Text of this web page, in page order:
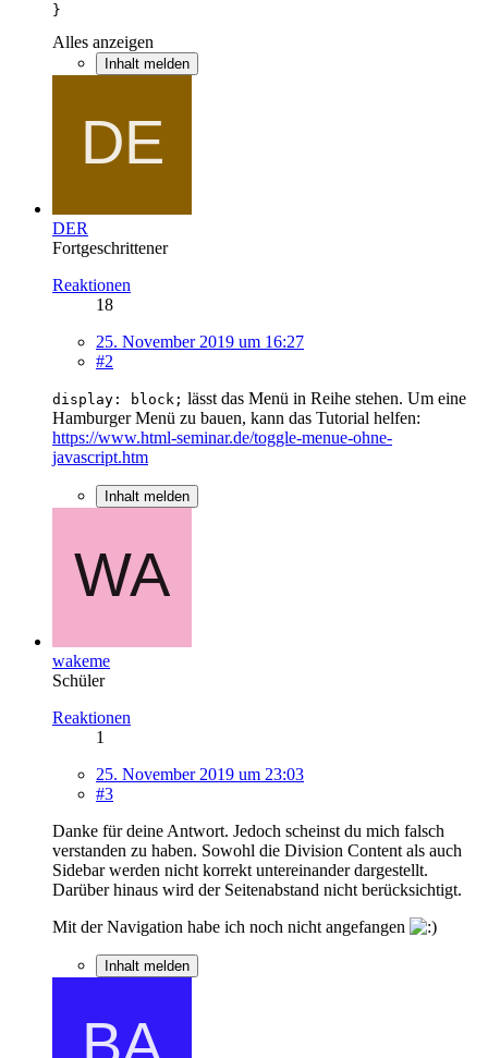
}
Alles anzeigen
Inhalt melden
DER
Fortgeschrittener
Reaktionen
18
25. November 2019 um 16:27
#2
display: block; lässt das Menü in Reihe stehen. Um eine
Hamburger Menü zu bauen, kann das Tutorial helfen:
https://www.html-seminar.de/toggle-menue-ohne-
javascript.htm
Inhalt melden
wakeme
Schüler
Reaktionen
1
25. November 2019 um 23:03
#3
Danke für deine Antwort. Jedoch scheinst du mich falsch
verstanden zu haben. Sowohl die Division Content als auch
Sidebar werden nicht korrekt untereinander dargestellt.
Darüber hinaus wird der Seitenabstand nicht berücksichtigt.
Mit der Navigation habe ich noch nicht angefangen
Inhalt melden